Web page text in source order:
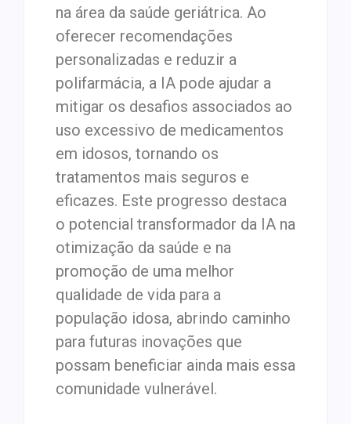
na área da saúde geriátrica. Ao
oferecer recomendações
personalizadas e reduzir a
polifarmácia, a IA pode ajudar a
mitigar os desafios associados ao
uso excessivo de medicamentos
em idosos, tornando os
tratamentos mais seguros e
eficazes. Este progresso destaca
o potencial transformador da IA na
otimização da saúde e na
promoção de uma melhor
qualidade de vida para a
população idosa, abrindo caminho
para futuras inovações que
possam beneficiar ainda mais essa
comunidade vulnerável.